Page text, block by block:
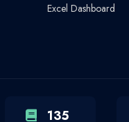
Excel Dashboard
135